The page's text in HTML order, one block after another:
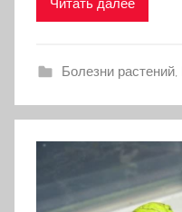
Читать далее
Болезни растений,